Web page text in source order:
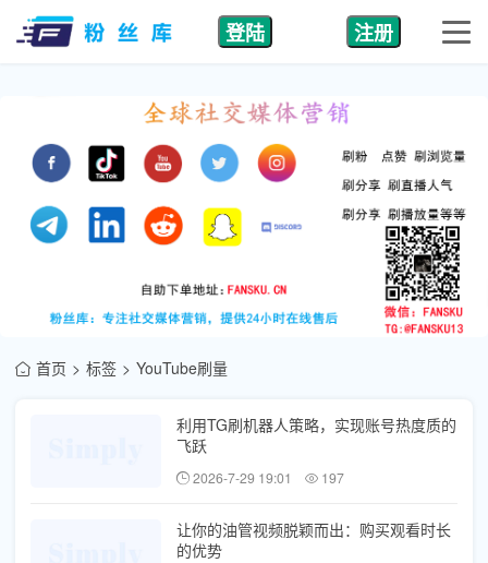
登陆 注册
首页 标签 YouTube刷量
利用TG刷机器人策略，实现账号热度质的
飞跃
2026-7-29 19:01 197
让你的油管视频脱颖而出：购买观看时长
的优势